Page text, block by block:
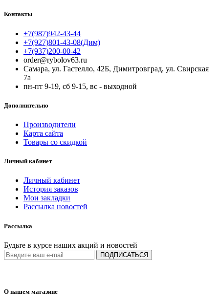
Контакты
+7(987)942-43-44
+7(927)801-43-08(Дим)
+7(937)200-00-42
order@rybolov63.ru
Самара, ул. Гастелло, 42Б, Димитровград, ул. Свирская
7а
пн-пт 9-19, сб 9-15, вс - выходной
Дополнительно
Производители
Карта сайта
Товары со скидкой
Личный кабинет
Личный кабинет
История заказов
Мои закладки
Рассылка новостей
Рассылка
Будьте в курсе наших акций и новостей
ПОДПИСАТЬСЯ
О нашем магазине